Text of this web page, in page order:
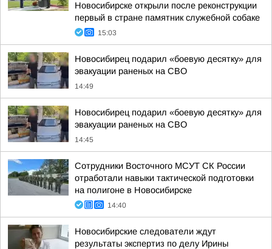
Новосибирске открыли после реконструкции
первый в стране памятник служебной собаке
15:03
Новосибирец подарил «боевую десятку» для
эвакуации раненых на СВО
14:49
Новосибирец подарил «боевую десятку» для
эвакуации раненых на СВО
14:45
Сотрудники Восточного МСУТ СК России
отработали навыки тактической подготовки
на полигоне в Новосибирске
14:40
Новосибирские следователи ждут
результаты экспертиз по делу Ирины